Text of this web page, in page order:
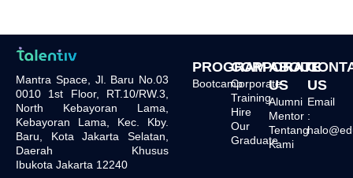
Mantra Space, Jl. Baru No.03
0010 1st Floor, RT.10/RW.3,
North Kebayoran Lama,
Kebayoran Lama, Kec. Kby.
Baru, Kota Jakarta Selatan,
Daerah Khusus
Ibukota Jakarta 12240
PROGRAM
Bootcamp
CORPORATE
Corporate
Training
Hire
Our
Graduate
ABOUT
US
Alumni
Mentor
Tentang
Kami
US
Email
: